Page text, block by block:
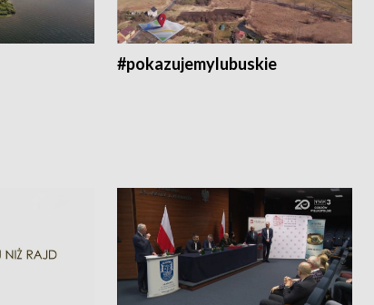
#pokazujemylubuskie